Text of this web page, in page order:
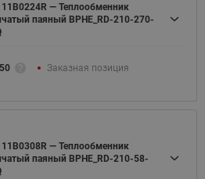
— Теплообменник
паяный BPHE_RD-210-270-
Заказная позиция
— Теплообменник
паяный BPHE_RD-210-58-